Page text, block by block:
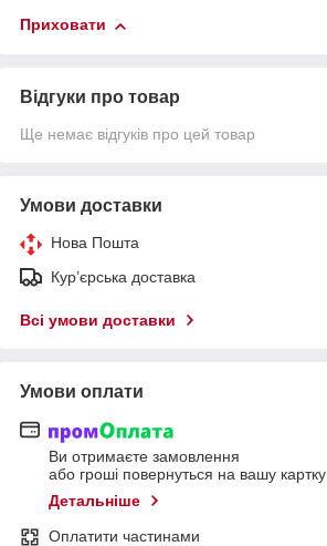
Приховати
Відгуки про товар
Ще немає відгуків про цей товар
Умови доставки
Нова Пошта
Кур’єрська доставка
Всі умови доставки
Умови оплати
Ви отримаєте замовлення
або гроші повернуться на вашу картку
Детальніше
Оплатити частинами